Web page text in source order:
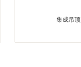
集成吊顶